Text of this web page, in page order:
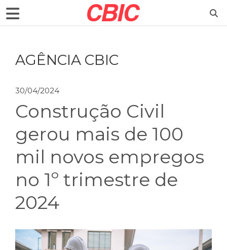
AGÊNCIA CBIC
30/04/2024
Construção Civil
gerou mais de 100
mil novos empregos
no 1º trimestre de
2024